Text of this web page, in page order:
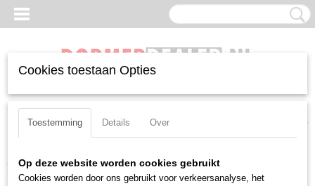
Inloggen Registreren UW WINKELWAGEN
Home >Frezen>Stiftfrezen>Stiftfrees HM Dormer P707, vorm D
Cookies toestaan Opties
Toestemming Details Over
Op deze website worden cookies gebruikt
Cookies worden door ons gebruikt voor verkeersanalyse, het